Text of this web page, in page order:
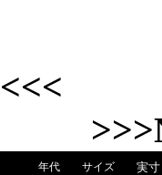
年代 サイズ 実寸